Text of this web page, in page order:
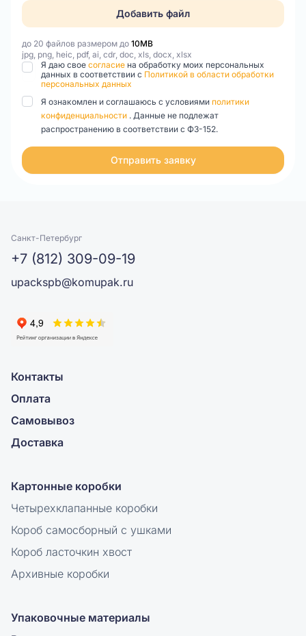
Добавить файл
до 20 файлов размером до 10MB
jpg, png, heic, pdf, ai, cdr, doc, xls, docx, xlsx
Я даю свое согласие на обработку моих персональных
данных в соответствии с Политикой в области обработки
персональных данных
Я ознакомлен и соглашаюсь с условиями политики
конфиденциальности . Данные не подлежат
распространению в соответствии с ФЗ-152.
Отправить заявку
Санкт-Петербург
+7 (812) 309-09-19
upackspb@komupak.ru
Контакты
Оплата
Самовывоз
Доставка
Картонные коробки
Четырехклапанные коробки
Короб самосборный с ушками
Короб ласточкин хвост
Архивные коробки
Упаковочные материалы